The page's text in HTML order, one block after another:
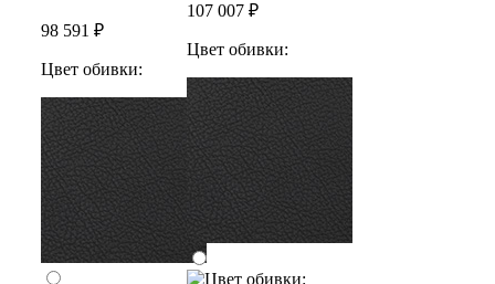
98 591 ₽
Цвет обивки:
107 007 ₽
Цвет обивки: